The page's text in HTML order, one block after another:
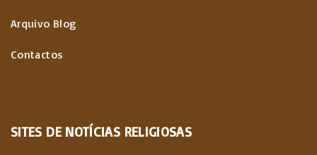
Arquivo Blog
Contactos
SITES DE NOTÍCIAS RELIGIOSAS